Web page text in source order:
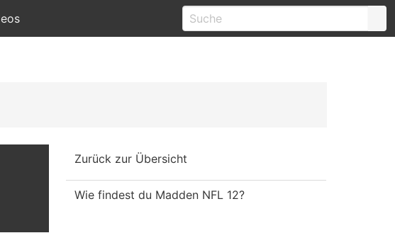
Zurück zur Übersicht
Wie findest du Madden NFL 12?